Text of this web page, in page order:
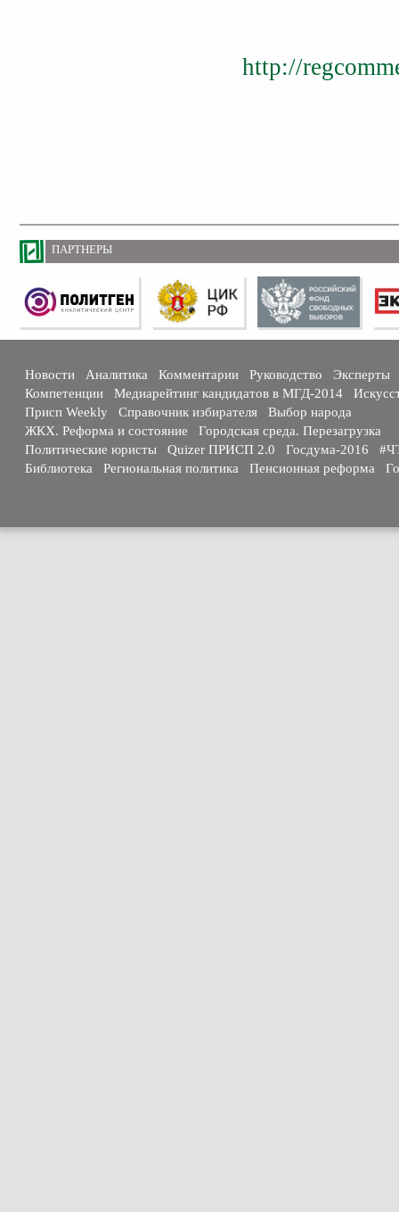
http://
ПАРТНЕРЫ
Новости Аналитика Комментарии Руководство
Эксперты
Компетенции
Медиарейтинг кандидатов в МГД-2014
Присп Weekly
Справочник избирателя
Выбор народа
ЖКХ. Реформа и состояние
Городская среда. Перезагрузка
Политические юристы
Quizer ПРИСП 2.0 Госдума-2016
Библиотека
Региональная политика Пенсионная реформа